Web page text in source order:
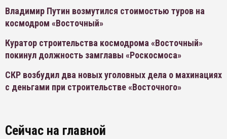
Владимир Путин возмутился стоимостью туров на
космодром «Восточный»
Куратор строительства космодрома «Восточный»
покинул должность замглавы «Роскосмоса»
СКР возбудил два новых уголовных дела о махинациях
с деньгами при строительстве «Восточного»
Сейчас на главной